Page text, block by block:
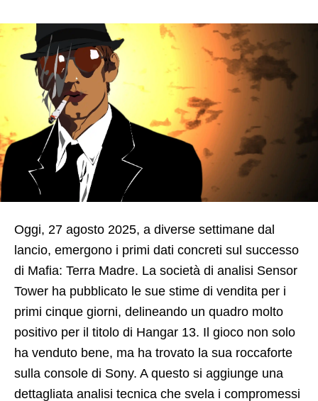
Oggi, 27 agosto 2025, a diverse settimane dal
lancio, emergono i primi dati concreti sul successo
di Mafia: Terra Madre. La società di analisi Sensor
Tower ha pubblicato le sue stime di vendita per i
primi cinque giorni, delineando un quadro molto
positivo per il titolo di Hangar 13. Il gioco non solo
ha venduto bene, ma ha trovato la sua roccaforte
sulla console di Sony. A questo si aggiunge una
dettagliata analisi tecnica che svela i compromessi